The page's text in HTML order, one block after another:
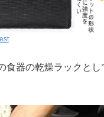
食器の乾燥ラックと